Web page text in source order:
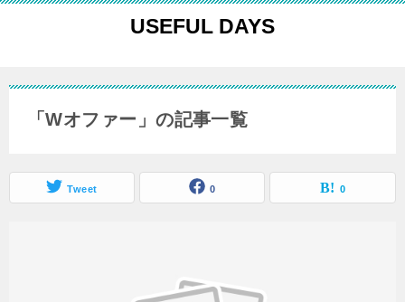
USEFUL DAYS
「Wオファー」の記事一覧
Tweet 0 0